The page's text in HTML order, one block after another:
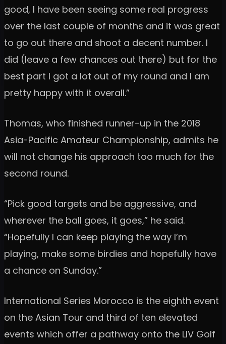
good, I have been seeing some real progress
over the last couple of months and it was great
to go out there and shoot a decent number. I
did (leave a few chances out there) but for the
best part I got a lot out of my round and I am
pretty happy with it overall.”
Thomas, who finished runner-up in the 2018
Asia-Pacific Amateur Championship, admits he
will not change his approach too much for the
second round.
“Pick good targets and be aggressive, and
wherever the ball goes, it goes,” he said.
“Hopefully I can keep playing the way I’m
playing, make some birdies and hopefully have
a chance on Sunday.”
International Series Morocco is the eighth event
on the Asian Tour and third of ten elevated
events which offer a pathway onto the LIV Golf